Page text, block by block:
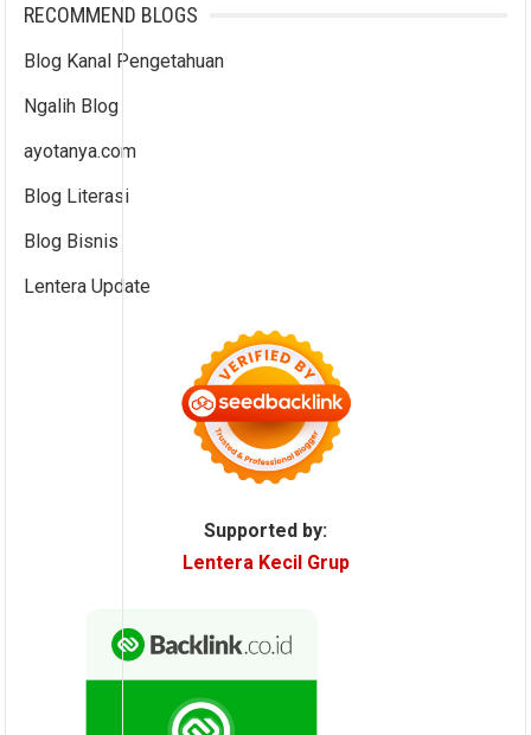
RECOMMEND BLOGS
Blog Kanal Pengetahuan
Ngalih Blog
ayotanya.com
Blog Literasi
Blog Bisnis
Lentera Update
Supported by:
Lentera Kecil Grup